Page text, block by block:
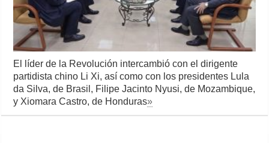
El líder de la Revolución intercambió con el dirigente
partidista chino Li Xi, así como con los presidentes Lula
da Silva, de Brasil, Filipe Jacinto Nyusi, de Mozambique,
y Xiomara Castro, de Honduras»